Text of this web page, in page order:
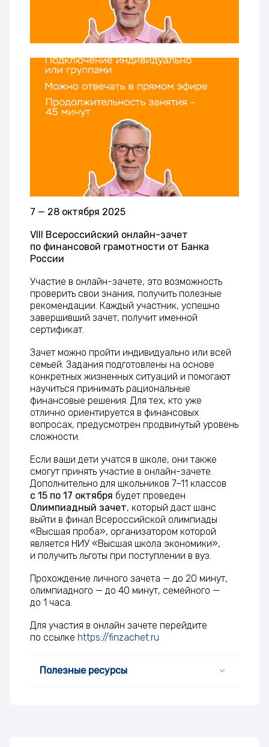
7 — 28 октября 2025
VIII Всероссийский онлайн-зачет
по финансовой грамотности от Банка
России
Участие в онлайн-зачете, это возможность
проверить свои знания, получить полезные
рекомендации. Каждый участник, успешно
завершивший зачет, получит именной
сертификат.
Зачет можно пройти индивидуально или всей
семьей. Задания подготовлены на основе
конкретных жизненных ситуаций и помогают
научиться принимать рациональные
финансовые решения. Для тех, кто уже
отлично ориентируется в финансовых
вопросах, предусмотрен продвинутый уровень
сложности.
Если ваши дети учатся в школе, они также
смогут принять участие в онлайн-зачете.
Дополнительно для школьников 7–11 классов
с 15 по 17 октября будет проведен
Олимпиадный зачет, который даст шанс
выйти в финал Всероссийской олимпиады
«Высшая проба», организатором которой
является НИУ «Высшая школа экономики»,
и получить льготы при поступлении в вуз.
Прохождение личного зачета — до 20 минут,
олимпиадного — до 40 минут, семейного —
до 1 часа.
Для участия в онлайн зачете перейдите
по ссылке https://finzachet.ru
Полезные ресурсы